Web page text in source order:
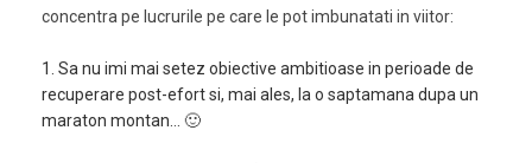
concentra pe lucrurile pe care le pot imbunatati in viitor:
1. Sa nu imi mai setez obiective ambitioase in perioade de
recuperare post-efort si, mai ales, la o saptamana dupa un
maraton montan… 🙂